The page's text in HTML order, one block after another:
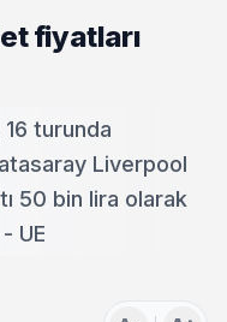
fiyatları
turunda
Liverpool
50 bin lira olarak
UE